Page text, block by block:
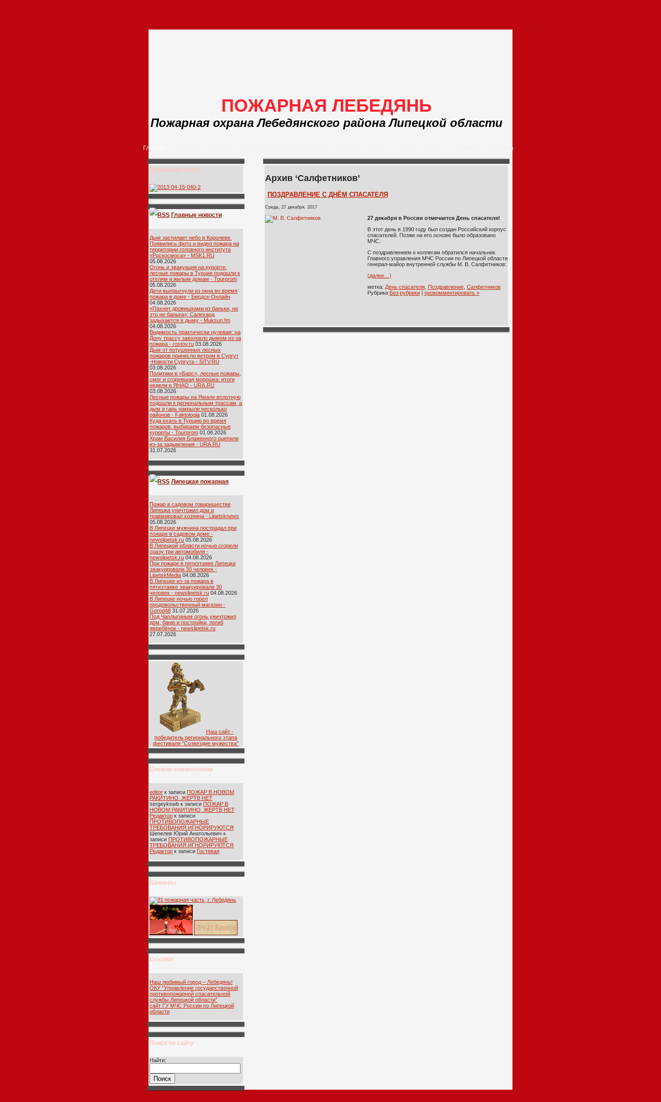
ПОЖАРНАЯ ЛЕБЕДЯНЬ
Пожарная охрана Лебедянского района Липецкой области
Главная Контакты
Случайное фото
Главные новости
Дым застилает небо в Королеве.
Появились фото и видео пожара на
территории головного института
«Роскосмоса» - MSK1.RU
05.08.2026
Огонь и эвакуация на курорте:
лесные пожары в Турции подошли к
отелям и жилым домам - Tourprom
05.08.2026
Дети выпрыгнули из окна во время
пожара в доме - Бердск-Онлайн
04.08.2026
«Пахнет дровишками из баньки, но
это не банька»: Салехард
задыхается в дыму - Muksun.fm
04.08.2026
Видимость практически нулевая: на
Дону трассу заволокло дымом из-за
пожара - rostov.ru 03.08.2026
Дым от потушенных лесных
пожаров принесло ветром в Сургут
-Новости Сургута - SiTV.RU
03.08.2026
Политики в «Барс», лесные пожары,
смог и сгоревшая морошка: итоги
недели в ЯНАО - URA.RU
03.08.2026
Лесные пожары на Ямале вплотную
подошли к региональным трассам, а
дым и гарь накрыли несколько
районов - Faktologia 01.08.2026
Куда ехать в Турцию во время
пожаров: выбираем безопасные
курорты - Tourprom 01.08.2026
Храм Василия Блаженного оцепили
из-за задымления - URA.RU
31.07.2026
Липецкая пожарная
Пожар в садовом товариществе
Липецка уничтожил дом и
травмировал хозяина - Lipetsknews
05.08.2026
В Липецке мужчина пострадал при
пожаре в садовом доме -
newslipetsk.ru 05.08.2026
В Липецкой области ночью сгорели
сразу три автомобиля -
newslipetsk.ru 04.08.2026
При пожаре в пятиэтажке Липецка
эвакуировали 30 человек -
LipetskMedia 04.08.2026
В Липецке из-за пожара в
пятиэтажке эвакуировали 30
человек - newslipetsk.ru 04.08.2026
В Липецке ночью горел
продовольственный магазин -
Gorod48 31.07.2026
Под Чаплыгиным огонь уничтожил
дом, баню и постройки, погиб
жеребёнок - newslipetsk.ru
27.07.2026
Наш сайт -
победитель регионального этапа
фестиваля ''Созвездие мужества''
Свежие комментарии
editor к записи ПОЖАР В НОВОМ
РАКИТИНО. ЖЕРТВ НЕТ
sergeykswb к записи ПОЖАР В
НОВОМ РАКИТИНО. ЖЕРТВ НЕТ
Редактор к записи
ПРОТИВОПОЖАРНЫЕ
ТРЕБОВАНИЯ ИГНОРИРУЮТСЯ
Шепелев Юрий Анатольевич к
записи ПРОТИВОПОЖАРНЫЕ
ТРЕБОВАНИЯ ИГНОРИРУЮТСЯ
Редактор к записи Гостевая
Баннеры
Ссылки
Наш любимый город – Лебедянь!
ОКУ “Управление государственной
противопожарной спасательной
службы Липецкой области”
сайт ГУ МЧС России по Липецкой
области
Поиск по сайту
Найти:
Архив ‘Салфетников’
ПОЗДРАВЛЕНИЕ С ДНЁМ СПАСАТЕЛЯ
Среда, 27 декабря, 2017
27 декабря в России отмечается День спасателя!
В этот день в 1990 году был создан Российский корпус
спасателей. Позже на его основе было образовано
МЧС.
С поздравлением к коллегам обратился начальник
Главного управления МЧС России по Липецкой области
генерал-майор внутренней службы М. В. Салфетников:
(далее…)
метка: День спасателя, Поздравление, Салфетников
Рубрика Без рубрики| прокомментировать »